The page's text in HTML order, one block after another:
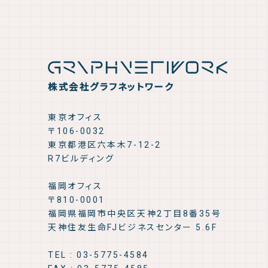
株式会社グラフネットワーク
東京オフィス
〒106-0032
東京都港区六本木7-12-2
R7ビルディング
福岡オフィス
〒810-0001
福岡県福岡市中央区天神2丁目8番35号
天神住友生命FJビジネスセンター 5.6F
TEL : 03-5775-4584